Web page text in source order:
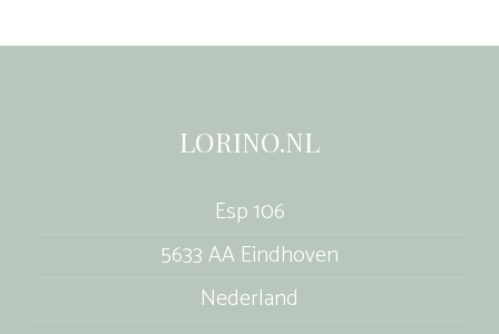
LORINO.NL
Esp 106
5633 AA Eindhoven
Nederland